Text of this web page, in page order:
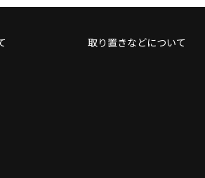
取り置きなどについて